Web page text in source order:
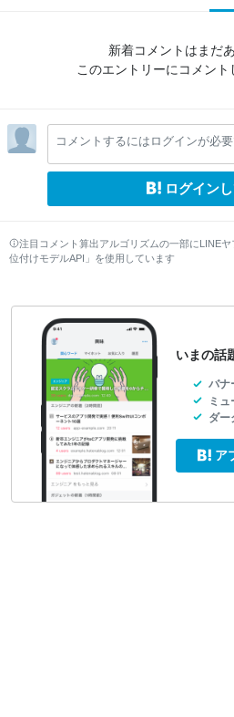
新着コメントはまだ
このエントリーにコメント
コメントするにはログインが必
ログイン
注目コメント算出アルゴリズムの一部にLINE
位付けモデルAPI」を使用しています
いまの話
バナ
ミ
ダー
ア